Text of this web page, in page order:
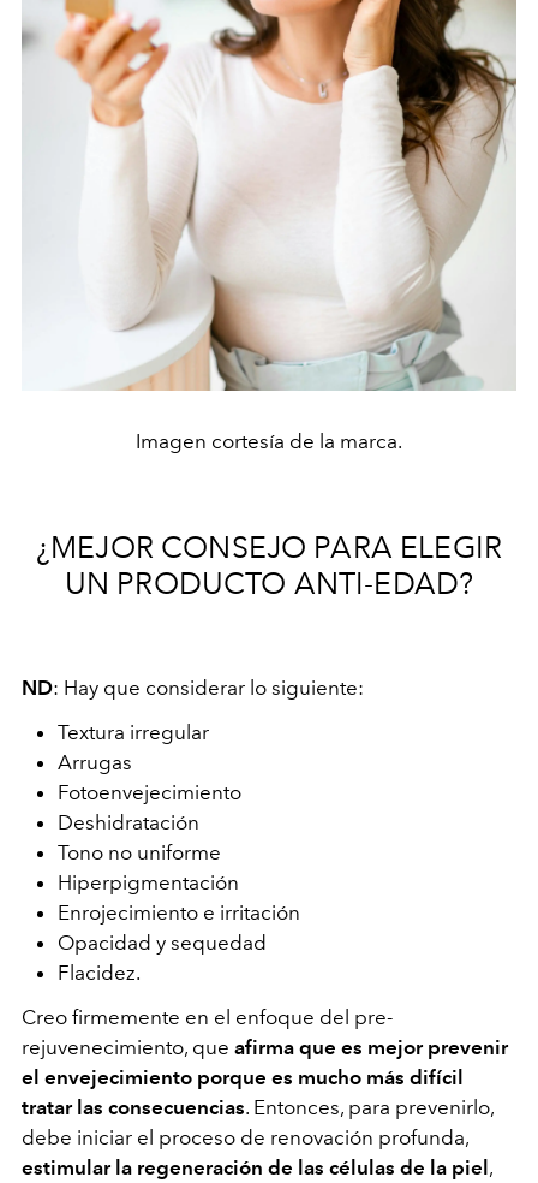
Imagen cortesía de la marca.
¿MEJOR CONSEJO PARA ELEGIR
UN PRODUCTO ANTI-EDAD?
ND: Hay que considerar lo siguiente:
Textura irregular
Arrugas
Fotoenvejecimiento
Deshidratación
Tono no uniforme
Hiperpigmentación
Enrojecimiento e irritación
Opacidad y sequedad
Flacidez.
Creo firmemente en el enfoque del pre-
rejuvenecimiento, que afirma que es mejor prevenir
el envejecimiento porque es mucho más difícil
tratar las consecuencias. Entonces, para prevenirlo,
debe iniciar el proceso de renovación profunda,
estimular la regeneración de las células de la piel,